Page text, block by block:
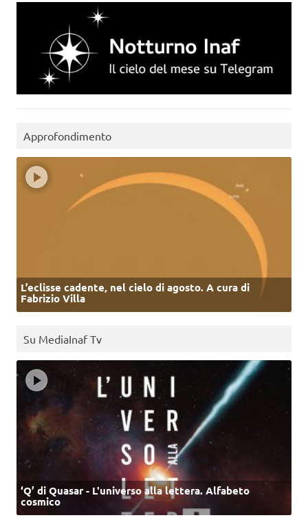
Approfondimento
L’eclisse cadente, nel cielo di agosto. A cura di
Fabrizio Villa
Su MediaInaf Tv
‘Q’ di Quasar - L'universo alla lettera. Alfabeto
cosmico